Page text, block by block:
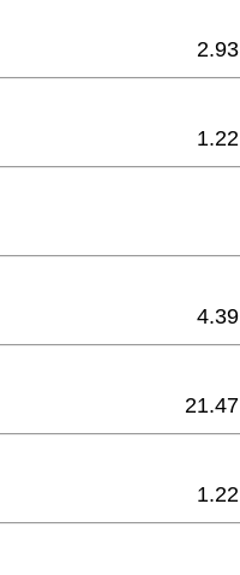
2.93
1.22
4.39
21.47
1.22